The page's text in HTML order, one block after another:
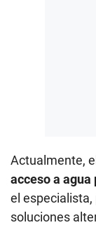
Actualmente, e
acceso a agua
el
soluciones